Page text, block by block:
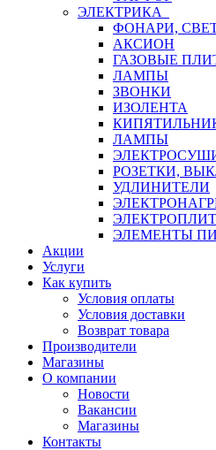
ЭЛЕКТРИКА
ФОНАРИ,
АКСИОН
ГАЗОВЫЕ
ЛАМПЫ
ЗВОНКИ
ИЗОЛЕНТА
ЛАМПЫ
РОЗЕТКИ,
УДЛИНИТЕЛИ
ЭЛЕМЕНТЫ
Акции
Услуги
Как купить
Условия оплаты
Условия доставки
Возврат товара
Производители
Магазины
О компании
Новости
Вакансии
Магазины
Контакты